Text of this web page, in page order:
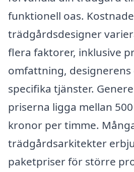
funktionell oas.
trädgårdsdesigner
flera faktorer, inklusive
omfattning,
specifika tjänster.
priserna ligga mellan
kronor per timme.
trädgårdsarkitekter
paketpriser för större